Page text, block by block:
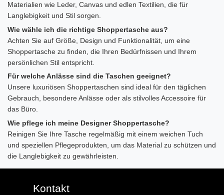
Materialien wie Leder, Canvas und edlen Textilien, die für
Langlebigkeit und Stil sorgen.
Wie wähle ich die richtige Shoppertasche aus?
Achten Sie auf Größe, Design und Funktionalität, um eine
Shoppertasche zu finden, die Ihren Bedürfnissen und Ihrem
persönlichen Stil entspricht.
Für welche Anlässe sind die Taschen geeignet?
Unsere luxuriösen Shoppertaschen sind ideal für den täglichen
Gebrauch, besondere Anlässe oder als stilvolles Accessoire für
das Büro.
Wie pflege ich meine Designer Shoppertasche?
Reinigen Sie Ihre Tasche regelmäßig mit einem weichen Tuch
und speziellen Pflegeprodukten, um das Material zu schützen und
die Langlebigkeit zu gewährleisten.
Kontakt